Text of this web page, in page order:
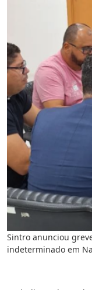
Sintro anunciou
indeterminado em